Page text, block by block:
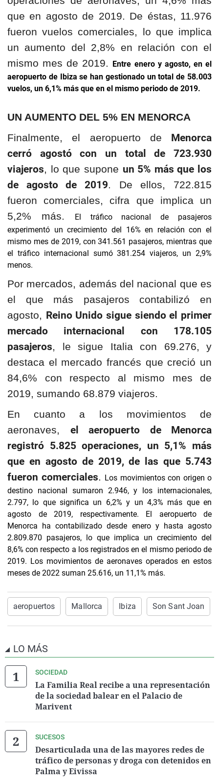
que en agosto de 2019. De éstas, 11.976
fueron vuelos comerciales, lo que implica
un aumento del 2,8% en relación con el
mismo mes de 2019. Entre enero y agosto, en el
aeropuerto de Ibiza se han gestionado un total de 58.003
vuelos, un 6,1% más que en el mismo periodo de 2019.
UN AUMENTO DEL 5% EN MENORCA
Finalmente, el aeropuerto de Menorca
cerró agostó con un total de 723.930
viajeros, lo que supone un 5% más que los
de agosto de 2019. De ellos, 722.815
fueron comerciales, cifra que implica un
5,2% más.
El tráfico nacional de pasajeros
experimentó un crecimiento del 16% en relación con el
mismo mes de 2019, con 341.561 pasajeros, mientras que
el tráfico internacional sumó 381.254 viajeros, un 2,9%
menos.
Por mercados, además del nacional que es
el que más pasajeros contabilizó en
agosto, Reino Unido sigue siendo el primer
mercado internacional con 178.105
pasajeros, le sigue Italia con 69.276, y
destaca el mercado francés que creció un
84,6% con respecto al mismo mes de
2019, sumando 68.879 viajeros.
En cuanto a los movimientos de
aeronaves, el aeropuerto de Menorca
registró 5.825 operaciones, un 5,1% más
que en agosto de 2019, de las que 5.743
fueron comerciales. Los movimientos con origen o
destino nacional sumaron 2.946, y los internacionales,
2.797, lo que significa un 6,2% y un 4,3% más que en
agosto de 2019, respectivamente. El aeropuerto de
Menorca ha contabilizado desde enero y hasta agosto
2.809.870 pasajeros, lo que implica un crecimiento del
8,6% con respecto a los registrados en el mismo periodo de
2019. Los movimientos de aeronaves operados en estos
meses de 2022 suman 25.616, un 11,1% más.
aeropuertos Mallorca Ibiza Son Sant Joan
LO MÁS
SOCIEDAD
La Familia Real recibe a una representación
de la sociedad balear en el Palacio de
Marivent
SUCESOS
Desarticulada una de las mayores redes de
tráfico de personas y droga con detenidos en
Palma y Eivissa